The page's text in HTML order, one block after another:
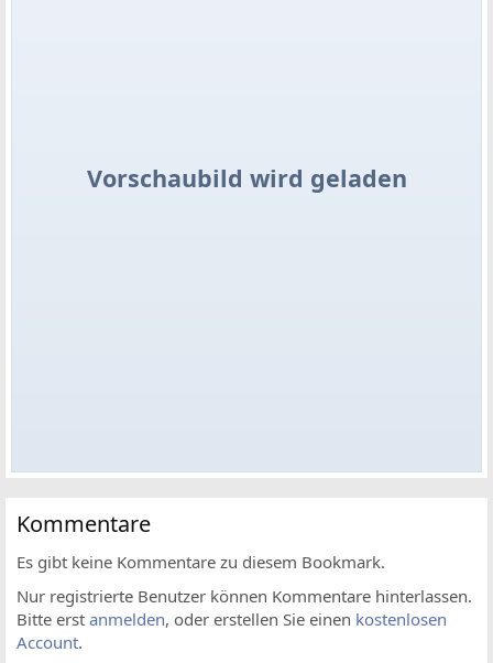
Vorschaubild wird geladen
Kommentare
Es gibt keine Kommentare zu diesem Bookmark.
Nur registrierte Benutzer können Kommentare hinterlassen.
Bitte erst anmelden, oder erstellen Sie einen kostenlosen
Account.